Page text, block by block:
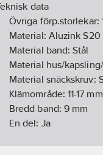
data
Övriga förp.storlekar:
Material: Aluzink S20
Material band:Stål
Material hus/
Material snäckskruv:
Klämområde: 11-17 mm
Bredd band: 9 mm
En del: Ja